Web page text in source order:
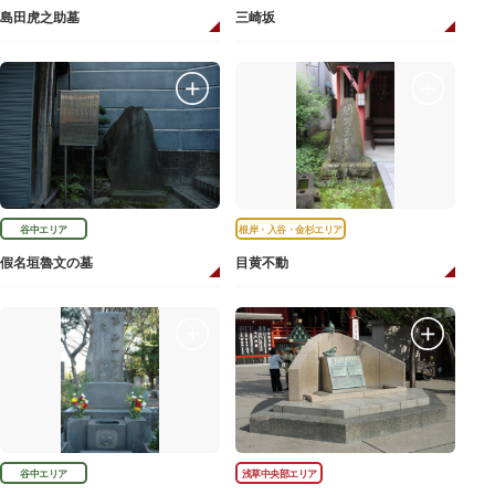
島田虎之助墓 三崎坂
谷中エリア
假名垣魯文の墓
根岸・入谷・金杉エリア
目黄不動
谷中エリア 浅草中央部エリア